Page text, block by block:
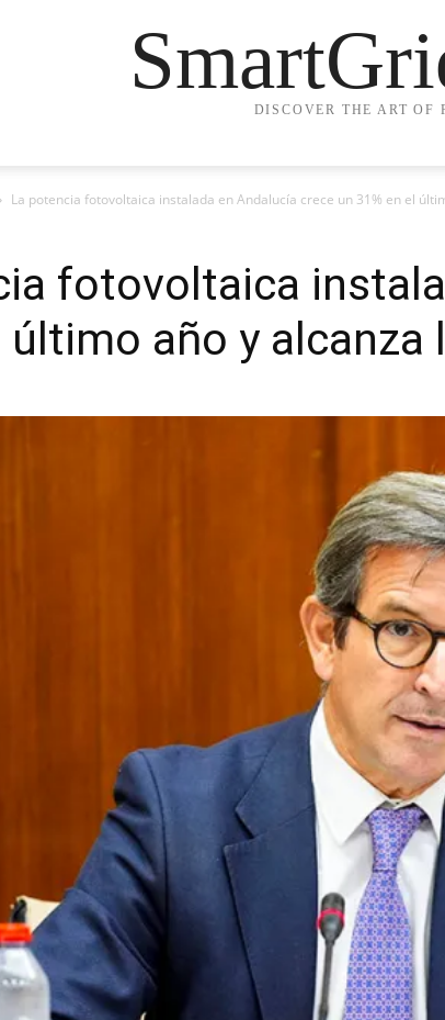
DISCOVER THE ART OF
La potencia fotovoltaica instalada en Andalucía crece un 31% en el
fotovoltaica
último año y alcanza